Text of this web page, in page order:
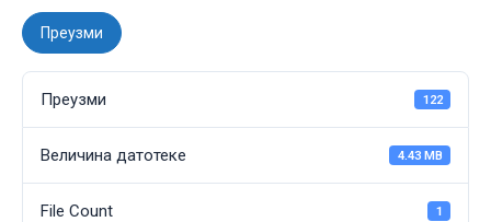
Преузми
Преузми 122
Величина датотеке 4.43 MB
File Count 1